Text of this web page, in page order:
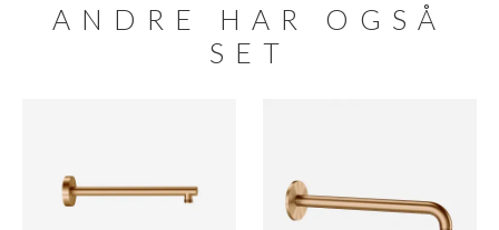
ANDRE HAR OGSÅ
SET